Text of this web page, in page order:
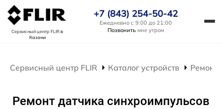
Сервисный центр FLIRв
Казани
+7 (843) 254-50-42
Ежедневно с 9:00 до 21:00
Позвонить мне утром
Сервисный центр FLIR Каталог устройств Ремонт
Ремонт датчика синхроимпульсов